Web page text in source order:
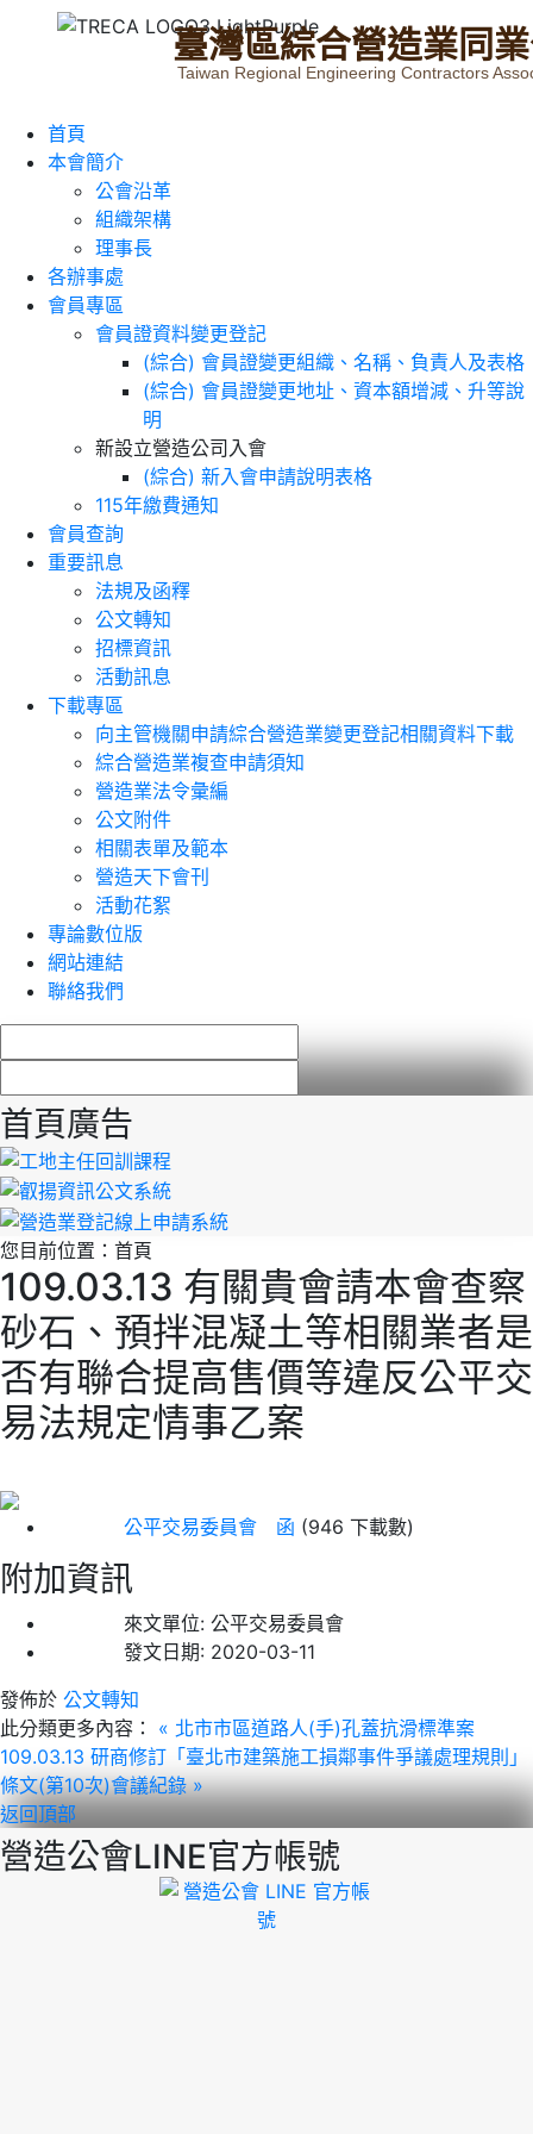
臺灣區綜合營造業同業
Taiwan Regional Engineering Contractors
首頁
本會簡介
公會沿革
組織架構
理事長
各辦事處
會員專區
會員證資料變更登記
(綜合) 會員證變更組織、名稱、負責人及表格
(綜合) 會員證變更地址、資本額增減、升等說
明
新設立營造公司入會
(綜合) 新入會申請說明表格
115年繳費通知
會員查詢
重要訊息
法規及函釋
公文轉知
招標資訊
活動訊息
下載專區
向主管機關申請綜合營造業變更登記相關資料下載
綜合營造業複查申請須知
營造業法令彙編
公文附件
相關表單及範本
營造天下會刊
活動花絮
專論數位版
網站連結
聯絡我們
首頁廣告
您目前位置： 首頁
109.03.13 有關貴會請本會查察
砂石、預拌混凝土等相關業者是
否有聯合提高售價等違反公平交
易法規定情事乙案
公平交易委員會 函 (946 下載數)
附加資訊
來文單位: 公平交易委員會
發文日期: 2020-03-11
發佈於 公文轉知
此分類更多內容：
« 北市市區道路人(手)孔蓋抗滑標準案
109.03.13 研商修訂「臺北市建築施工損鄰事件爭議處理規則」
條文(第10次)會議紀錄 »
返回頂部
營造公會LINE官方帳號